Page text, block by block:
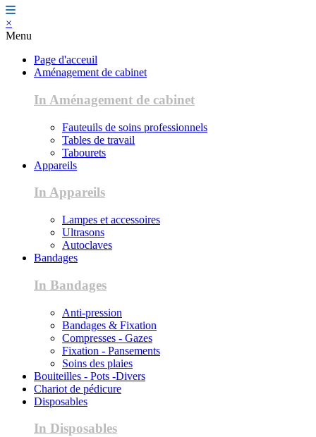
×
Menu
Page d'acceuil
Aménagement de cabinet
In Aménagement de cabinet
Fauteuils de soins professionnels
Tables de travail
Tabourets
Appareils
In Appareils
Lampes et accessoires
Ultrasons
Autoclaves
Bandages
In Bandages
Anti-pression
Bandages & Fixation
Compresses - Gazes
Fixation - Pansements
Soins des plaies
Bouiteilles - Pots -Divers
Chariot de pédicure
Disposables
In Disposables